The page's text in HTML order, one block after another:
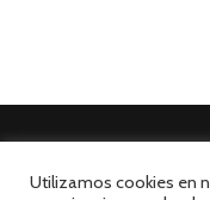
Utilizamos cookies en